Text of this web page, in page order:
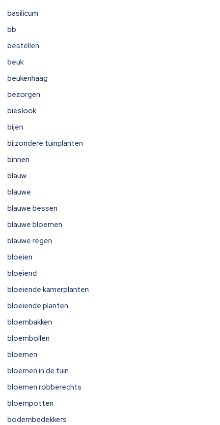
basilicum
bb
bestellen
beuk
beukenhaag
bezorgen
bieslook
bijen
bijzondere tuinplanten
binnen
blauw
blauwe
blauwe bessen
blauwe bloemen
blauwe regen
bloeien
bloeiend
bloeiende kamerplanten
bloeiende planten
bloembakken
bloembollen
bloemen
bloemen in de tuin
bloemen robberechts
bloempotten
bodembedekkers